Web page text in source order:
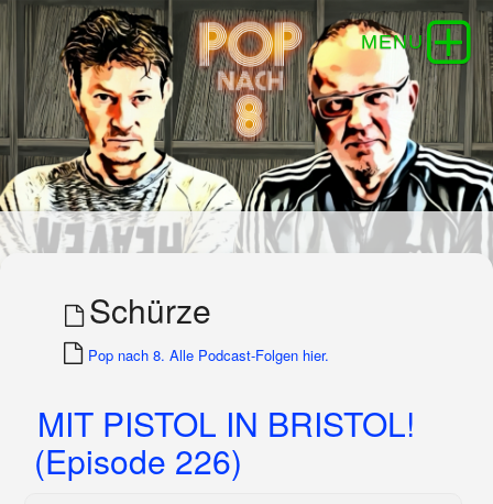
Schürze
Pop nach 8. Alle Podcast-Folgen hier.
MIT PISTOL IN BRISTOL!
(Episode 226)